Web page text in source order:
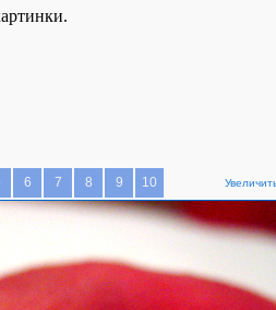
6 7 8 9 10